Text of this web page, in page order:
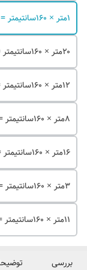
۱متر × ۱۶۰سانتیمتر = ۱.۶ مترمربع
۲۰متر × ۱۶۰سانتیمتر = ۳۲ مترمربع
۱۲متر × ۱۶۰سانتیمتر = ۱۹.۲ مترمربع
۸متر × ۱۶۰سانتیمتر = ۱۲.۸ مترمربع
۱۶متر × ۱۶۰سانتیمتر = ۲۵.۶ مترمربع
۳متر × ۱۶۰سانتیمتر = ۴.۸ مترمربع
۱۱متر × ۱۶۰سانتیمتر = ۱۷.۶ مترمربع
بررسی